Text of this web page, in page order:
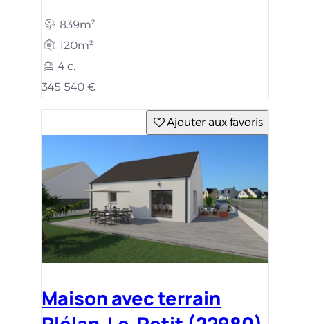
839m²
120m²
4 c.
345 540 €
Ajouter aux favoris
Maison avec terrain